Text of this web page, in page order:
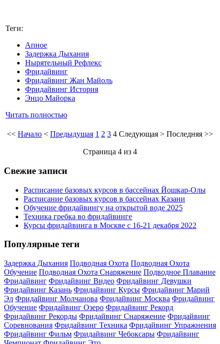
Теги:
Апное
Задержка Дыхания
Нырятельный Рефлекс
Фридайвинг
Фридайвинг Жан Майоль
Фридайвинг История
Энцо Майорка
Читать полностью
<< Начало < Предыдущая 1 2 3 4 Следующая > Последняя >>
Страница 4 из 4
Свежие записи
Расписание базовых курсов в бассейнах Йошкар-Олы
Расписание базовых курсов в бассейнах Казани
Обучение фридайвингу на открытой воде 2025
Техника гребка во фридайвинге
Курсы фридайвинга в Москве с 16-21 декабря 2022
Популярные теги
Задержка Дыхания Подводная Охота Подводная Охота
Обучение Подводная Охота Снаряжение Подводное Плавание
Фридайвинг Фридайвинг Видео Фридайвинг Девушки
Фридайвинг Казань Фридайвинг Курсы Фридайвинг Марий
Эл Фридайвинг Молчанова Фридайвинг Москва Фридайвинг
Обучение Фридайвинг Озеро Фридайвинг Рекорд
Фридайвинг Рекорды Фридайвинг Снаряжение Фридайвинг
Соревнования Фридайвинг Техника Фридайвинг Упражнения
Фридайвинг Фильм Фридайвинг Чебоксары Фридайвинг